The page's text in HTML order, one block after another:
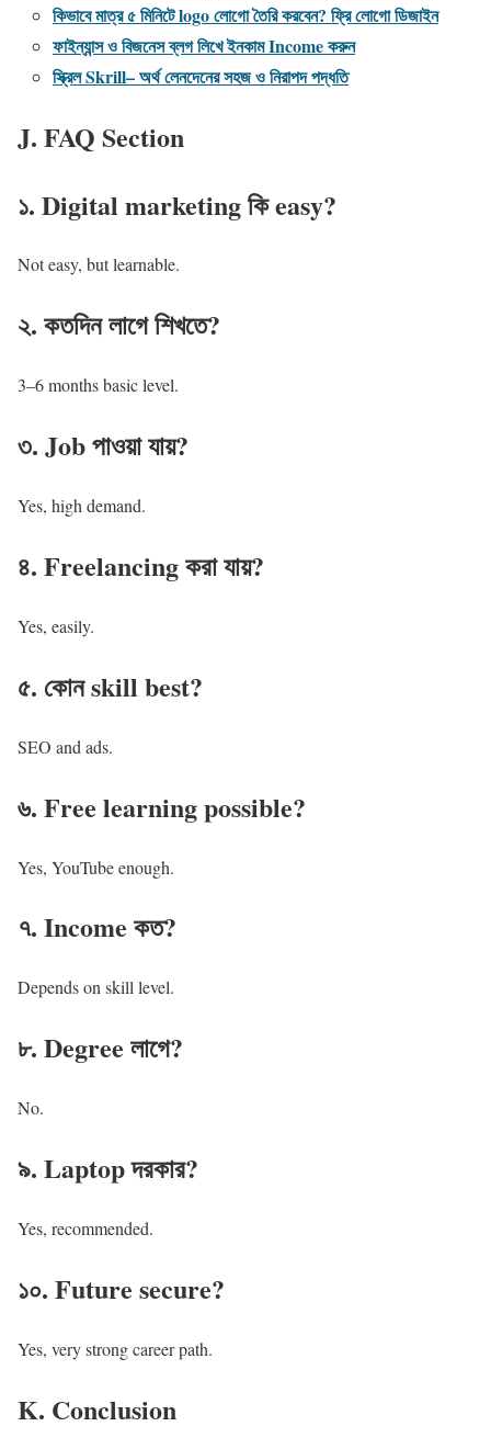
কিভাবে মাত্র ৫ মিনিটে logo লোগো তৈরি করবেন? ফ্রি লোগো ডিজাইন
ফাইন্যান্স ও বিজনেস ব্লগ লিখে ইনকাম Income করুন
স্ক্রিল Skrill– অর্থ লেনদেনের সহজ ও নিরাপদ পদ্ধতি
J. FAQ Section
১. Digital marketing কি easy?
Not easy, but learnable.
২. কতদিন লাগে শিখতে?
3–6 months basic level.
৩. Job পাওয়া যায়?
Yes, high demand.
৪. Freelancing করা যায়?
Yes, easily.
৫. কোন skill best?
SEO and ads.
৬. Free learning possible?
Yes, YouTube enough.
৭. Income কত?
Depends on skill level.
৮. Degree লাগে?
No.
৯. Laptop দরকার?
Yes, recommended.
১০. Future secure?
Yes, very strong career path.
K. Conclusion